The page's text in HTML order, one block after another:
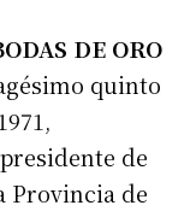
DE ORO
quinto
de
Provincia de